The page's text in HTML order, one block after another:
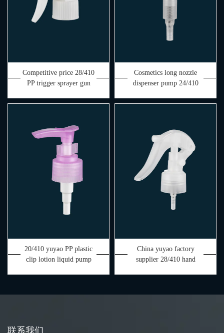
Competitive price 28/410
PP trigger sprayer gun
Cosmetics long nozzle
dispenser pump 24/410
20/410 yuyao PP plastic
clip lotion liquid pump
China yuyao factory
supplier 28/410 hand
联系我们